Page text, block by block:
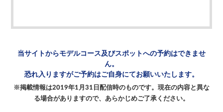
当サイトからモデルコース及びスポットへの予約はできませ
ん。
恐れ入りますがご予約はご自身にてお願いいたします。
※掲載情報は2019年1月31日配信時のものです。 現在の内容と異な
る場合がありますので、 あらかじめご了承ください。